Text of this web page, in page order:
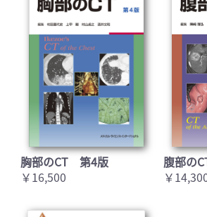
胸部のCT 第4版
￥16,500
腹部の
￥